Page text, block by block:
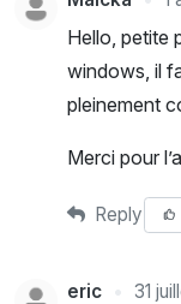
Hello, petite
windows, il
pleinement
Merci pour
Reply
eric 31